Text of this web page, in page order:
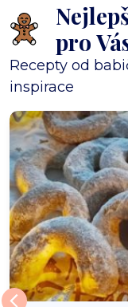
pro
Recepty od
inspirace